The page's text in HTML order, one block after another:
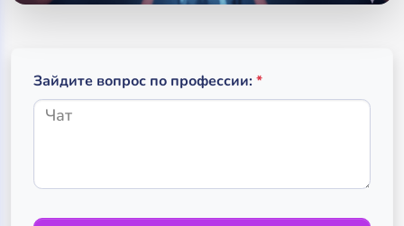
Зайдите вопрос по профессии:*(обязательное
(required)